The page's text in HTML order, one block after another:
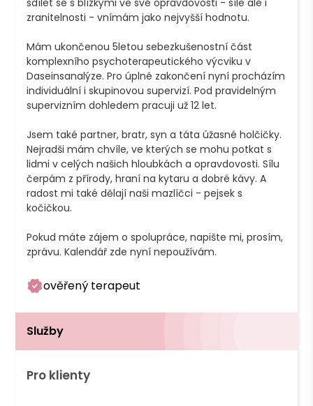
sdílet se s blízkými ve své opravdovosti - síle ale i
zranitelnosti - vnímám jako nejvyšší hodnotu.
Mám ukončenou 5letou sebezkušenostní část
komplexního psychoterapeutického výcviku v
Daseinsanalýze. Pro úplné zakončení nyní procházím
individuální i skupinovou supervizí. Pod pravidelným
supervizním dohledem pracuji už 12 let.
Jsem také partner, bratr, syn a táta úžasné holčičky.
Nejradši mám chvíle, ve kterých se mohu potkat s
lidmi v celých našich hloubkách a opravdovosti. Sílu
čerpám z přírody, hraní na kytaru a dobré kávy. A
radost mi také dělají naši mazlíčci - pejsek s
kočičkou.
Pokud máte zájem o spolupráce, napište mi, prosím,
zprávu. Kalendář zde nyní nepoužívám.
ověřený terapeut
Služby
Pro klienty